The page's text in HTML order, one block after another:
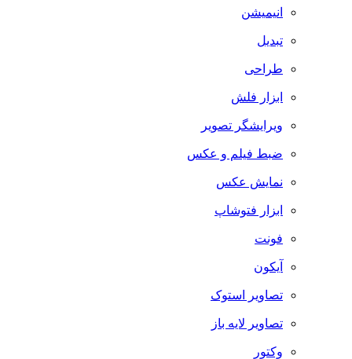
انیمیشن
تبدیل
طراحی
ابزار فلش
ویرایشگر تصویر
ضبط فيلم و عكس
نمایش عکس
ابزار فتوشاپ
فونت
آیکون
تصاویر استوک
تصاویر لایه باز
وکتور